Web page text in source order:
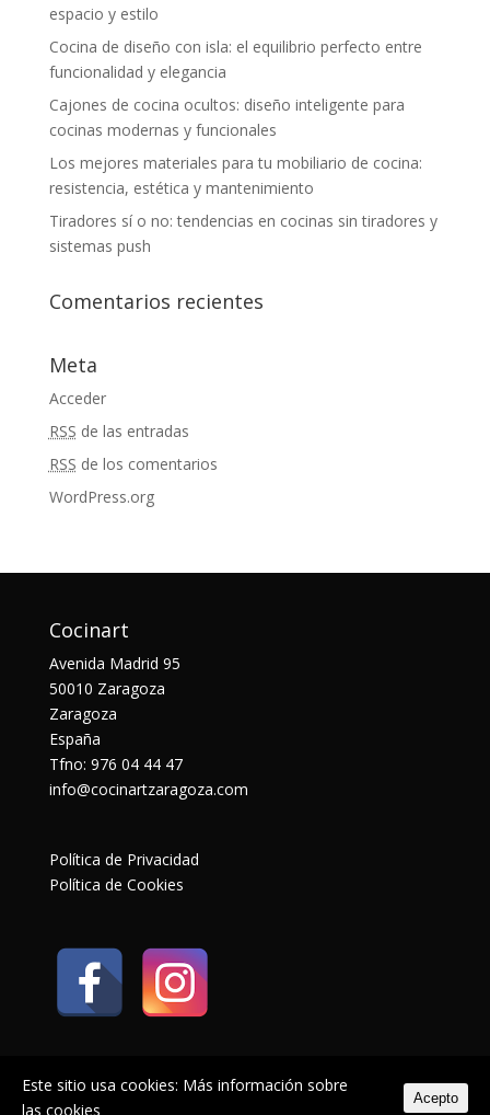
espacio y estilo
Cocina de diseño con isla: el equilibrio perfecto entre
funcionalidad y elegancia
Cajones de cocina ocultos: diseño inteligente para
cocinas modernas y funcionales
Los mejores materiales para tu mobiliario de cocina:
resistencia, estética y mantenimiento
Tiradores sí o no: tendencias en cocinas sin tiradores y
sistemas push
Comentarios recientes
Meta
Acceder
RSS de las entradas
RSS de los comentarios
WordPress.org
Cocinart
Avenida Madrid 95
50010 Zaragoza
Zaragoza
España
Tfno: 976 04 44 47
info@cocinartzaragoza.com
Política de Privacidad
Política de Cookies
Este sitio usa cookies: Más información sobre
las cookies
Acepto